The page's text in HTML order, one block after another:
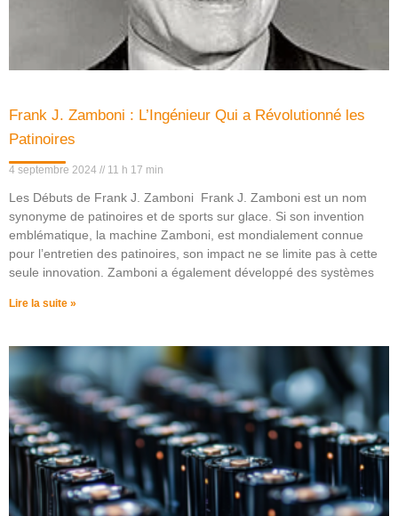
Frank J. Zamboni : L’Ingénieur Qui a Révolutionné les
Patinoires
4 septembre 2024 11 h 17 min
Les Débuts de Frank J. Zamboni Frank J. Zamboni est un nom
synonyme de patinoires et de sports sur glace. Si son invention
emblématique, la machine Zamboni, est mondialement connue
pour l’entretien des patinoires, son impact ne se limite pas à cette
seule innovation. Zamboni a également développé des systèmes
Lire la suite »